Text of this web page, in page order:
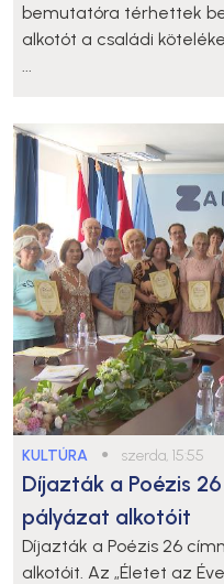
bemutatóra térhettek
alkotót a családi
...
KULTÚRA ● szerda, 15:55
Díjazták a Poézis
pályázat alkotóit
Díjazták a Poézis 26
alkotóit. Az „Életet az